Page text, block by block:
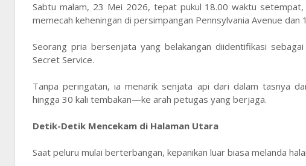
Sabtu malam, 23 Mei 2026, tepat pukul 18.00 waktu
memecah keheningan di persimpangan Pennsylvania Avenue
Seorang pria bersenjata yang belakangan diidentifikasi
Secret Service.
Tanpa peringatan, ia menarik senjata api dari dalam tasnya
hingga 30 kali tembakan—ke arah petugas yang berjaga.
Detik-Detik Mencekam di Halaman Utara
Saat peluru mulai berterbangan, kepanikan luar biasa melanda